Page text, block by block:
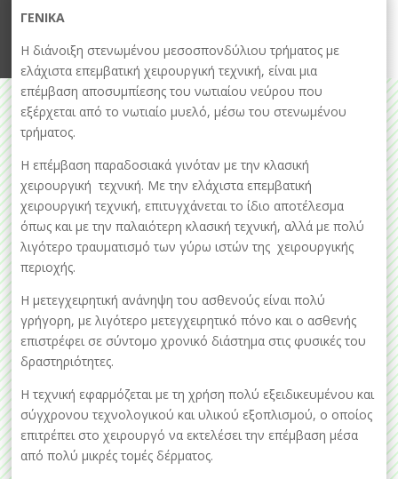
ΓΕΝΙΚΑ
Η διάνοιξη στενωμένου μεσοσπονδύλιου τρήματος με
ελάχιστα επεμβατική χειρουργική τεχνική, είναι μια
επέμβαση αποσυμπίεσης του νωτιαίου νεύρου που
εξέρχεται από το νωτιαίο μυελό, μέσω του στενωμένου
τρήματος.
Η επέμβαση παραδοσιακά γινόταν με την κλασική
χειρουργική τεχνική. Με την ελάχιστα επεμβατική
χειρουργική τεχνική, επιτυγχάνεται το ίδιο αποτέλεσμα
όπως και με την παλαιότερη κλασική τεχνική, αλλά με πολύ
λιγότερο τραυματισμό των γύρω ιστών της χειρουργικής
περιοχής.
Η μετεγχειρητική ανάνηψη του ασθενούς είναι πολύ
γρήγορη, με λιγότερο μετεγχειρητικό πόνο και ο ασθενής
επιστρέφει σε σύντομο χρονικό διάστημα στις φυσικές του
δραστηριότητες.
Η τεχνική εφαρμόζεται με τη χρήση πολύ εξειδικευμένου και
σύγχρονου τεχνολογικού και υλικού εξοπλισμού, ο οποίος
επιτρέπει στο χειρουργό να εκτελέσει την επέμβαση μέσα
από πολύ μικρές τομές δέρματος.